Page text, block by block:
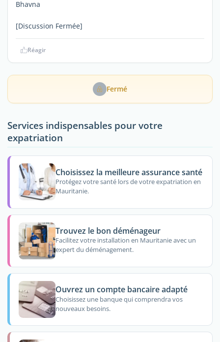
Bhavna
[Discussion Fermée]
Réagir
Fermé
Services indispensables pour votre
expatriation
Choisissez la meilleure assurance santé
Protégez votre santé lors de votre expatriation en
Mauritanie.
Trouvez le bon déménageur
Facilitez votre installation en Mauritanie avec un
expert du déménagement.
Ouvrez un compte bancaire adapté
Choisissez une banque qui comprendra vos
nouveaux besoins.